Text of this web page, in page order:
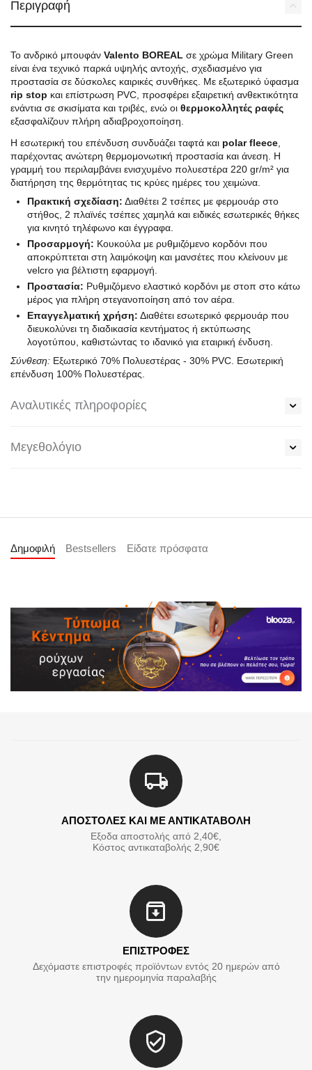
Περιγραφή
Το ανδρικό μπουφάν Valento BOREAL σε χρώμα Military Green
είναι ένα τεχνικό παρκά υψηλής αντοχής, σχεδιασμένο για
προστασία σε δύσκολες καιρικές συνθήκες. Με εξωτερικό ύφασμα
rip stop και επίστρωση PVC, προσφέρει εξαιρετική ανθεκτικότητα
ενάντια σε σκισίματα και τριβές, ενώ οι θερμοκολλητές ραφές
εξασφαλίζουν πλήρη αδιαβροχοποίηση.
Η εσωτερική του επένδυση συνδυάζει ταφτά και polar fleece
παρέχοντας ανώτερη θερμομονωτική προστασία και άνεση. Η
γραμμή του περιλαμβάνει ενισχυμένο πολυεστέρα 220 gr/m² για
διατήρηση της θερμότητας τις κρύες ημέρες του χειμώνα.
Πρακτική σχεδίαση: Διαθέτει 2 τσέπες με φερμουάρ στο
στήθος, 2 πλαϊνές τσέπες χαμηλά και ειδικές εσωτερικές θήκες
για κινητό τηλέφωνο και έγγραφα.
Προσαρμογή: Κουκούλα με ρυθμιζόμενο κορδόνι που
αποκρύπτεται στη λαιμόκοψη και μανσέτες που κλείνουν με
velcro για βέλτιστη εφαρμογή.
Προστασία: Ρυθμιζόμενο ελαστικό κορδόνι με στοπ στο κάτω
μέρος για πλήρη στεγανοποίηση από τον αέρα.
Επαγγελματική χρήση: Διαθέτει εσωτερικό φερμουάρ που
διευκολύνει τη διαδικασία κεντήματος ή εκτύπωσης
λογοτύπου, καθιστώντας το ιδανικό για εταιρική ένδυση.
Σύνθεση: Εξωτερικό 70% Πολυεστέρας - 30% PVC. Εσωτερική
επένδυση 100% Πολυεστέρας.
Αναλυτικές πληροφορίες
Μεγεθολόγιο
Δημοφιλή Bestsellers Είδατε πρόσφατα
ΑΠΟΣΤΟΛΕΣ ΚΑΙ ΜΕ ΑΝΤΙΚΑΤΑΒΟΛΗ
Εξοδα αποστολής από 2,40€,
Κόστος αντικαταβολής 2,90€
ΕΠΙΣΤΡΟΦΕΣ
Δεχόμαστε επιστροφές προϊόντων εντός 20 ημερών από
την ημερομηνία παραλαβής